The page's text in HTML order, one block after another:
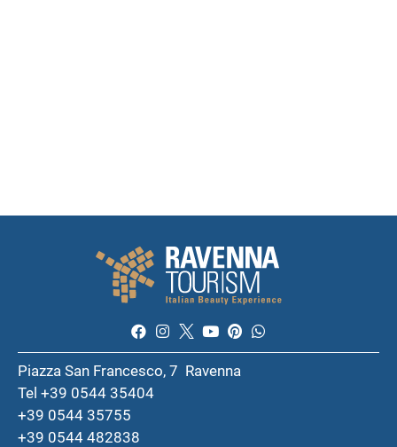
Piazza San Francesco, 7 Ravenna
Tel +39 0544 35404
+39 0544 35755
+39 0544 482838